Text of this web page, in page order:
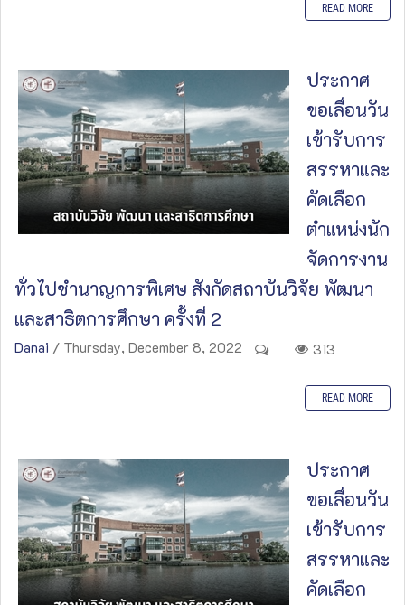
READ MORE
ประกาศ
ขอเลื่อนวัน
เข้ารับการ
สรรหาและ
คัดเลือก
ตำแหน่งนัก
จัดการงาน
ทั่วไปชำนาญการพิเศษ สังกัดสถาบันวิจัย พัฒนา
และสาธิตการศึกษา ครั้งที่ 2
Danai / Thursday, December 8, 2022 313
READ MORE
ประกาศ
ขอเลื่อนวัน
เข้ารับการ
สรรหาและ
คัดเลือก